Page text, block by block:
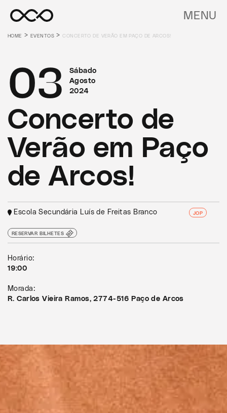
MENU
HOME >EVENTOS >CONCERTO DE VERÃO EM PAÇO DE ARCOS!
Sábado
Agosto
2024
03
Concerto de
Verão em Paço
de Arcos!
Escola Secundária Luís de Freitas Branco JOP
RESERVAR BILHETES
Horário:
19:00
Morada:
R. Carlos Vieira Ramos, 2774-516 Paço de Arcos